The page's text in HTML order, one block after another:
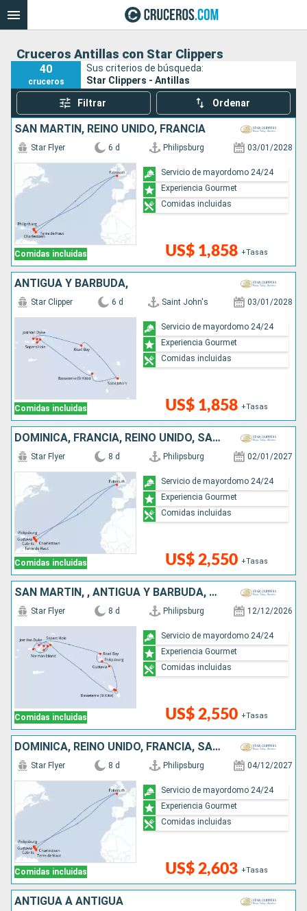
Cruceros Antillas con Star Clippers
40
cruceros
Sus criterios de búsqueda:
Star Clippers - Antillas
Filtrar Ordenar
SAN MARTÍN, REINO UNIDO, FRANCIA
Comidas incluidas
Star Flyer 6 d Philipsburg 03/01/2028
US$ 1,858 +Tasas
Servicio de mayordomo 24/24
Experiencia Gourmet
Comidas incluidas
ANTIGUA Y BARBUDA,
Comidas incluidas
Star Clipper 6 d Saint John's 03/01/2028
US$ 1,858 +Tasas
Servicio de mayordomo 24/24
Experiencia Gourmet
Comidas incluidas
DOMINICA, FRANCIA, REINO UNIDO, SAN MARTÍN
Comidas incluidas
Star Flyer 8 d Philipsburg 02/01/2027
US$ 2,550 +Tasas
Servicio de mayordomo 24/24
Experiencia Gourmet
Comidas incluidas
SAN MARTÍN, , ANTIGUA Y BARBUDA, FRANCIA
Comidas incluidas
Star Flyer 8 d Philipsburg 12/12/2026
US$ 2,550 +Tasas
Servicio de mayordomo 24/24
Experiencia Gourmet
Comidas incluidas
DOMINICA, REINO UNIDO, FRANCIA, SAN MARTÍN
Comidas incluidas
Star Flyer 8 d Philipsburg 04/12/2027
US$ 2,603 +Tasas
Servicio de mayordomo 24/24
Experiencia Gourmet
Comidas incluidas
ANTIGUA À ANTIGUA